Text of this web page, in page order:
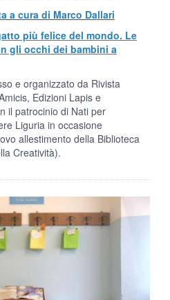
a cura di Marco Dallari
più felice del mondo. Le
gli occhi dei bambini a
e organizzato da Rivista
Edizioni Lapis e
il patrocinio di Nati per
Liguria in occasione
allestimento della Biblioteca
Creatività).